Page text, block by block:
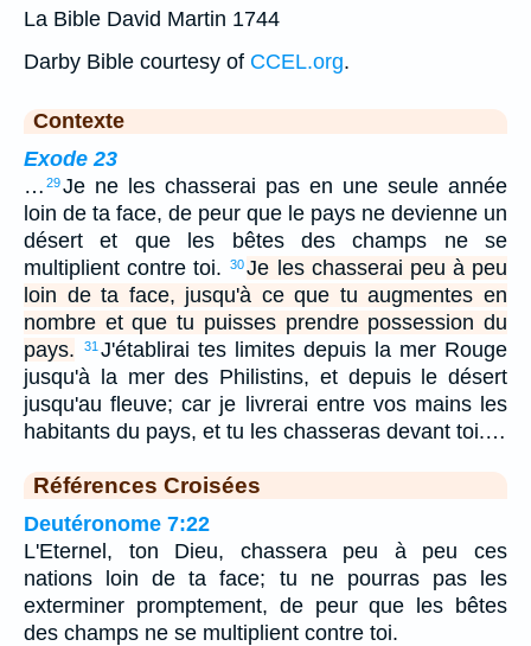
La Bible David Martin 1744
Darby Bible courtesy of CCEL.org.
Contexte
Exode 23
… 29Je ne les chasserai pas en une seule année
loin de ta face, de peur que le pays ne devienne un
désert et que les bêtes des champs ne se
multiplient contre toi.
30Je les chasserai peu à peu
loin de ta face, jusqu'à ce que tu augmentes en
nombre et que tu puisses prendre possession du
pays.
31 J'établirai tes limites depuis la mer Rouge
jusqu'à la mer des Philistins, et depuis le désert
jusqu'au fleuve; car je livrerai entre vos mains les
habitants du pays, et tu les chasseras devant toi.…
Références Croisées
Deutéronome 7:22
L'Eternel, ton Dieu, chassera peu à peu ces
nations loin de ta face; tu ne pourras pas les
exterminer promptement, de peur que les bêtes
des champs ne se multiplient contre toi.